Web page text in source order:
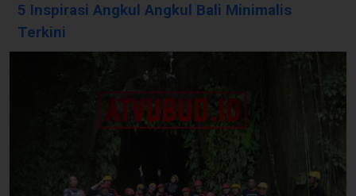
5 Inspirasi Angkul Angkul Bali Minimalis
Terkini